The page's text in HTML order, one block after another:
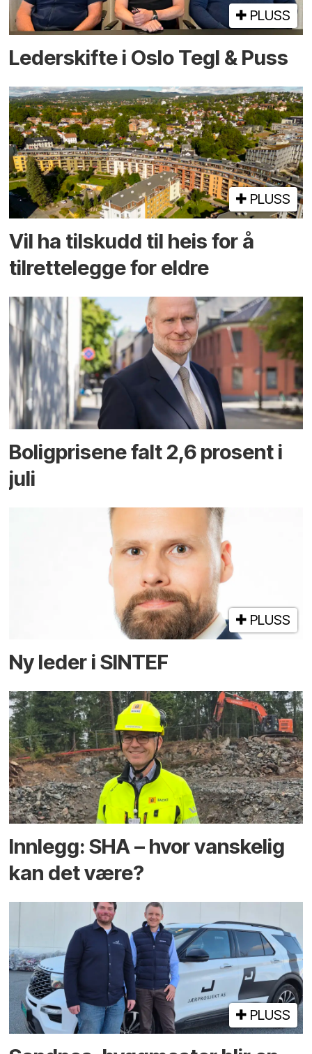
PLUSS
Lederskifte i Oslo Tegl & Puss
PLUSS
Vil ha tilskudd til heis for å
tilrettelegge for eldre
Boligprisene falt 2,6 prosent i
juli
PLUSS
Ny leder i SINTEF
Innlegg: SHA – hvor vanskelig
kan det være?
PLUSS